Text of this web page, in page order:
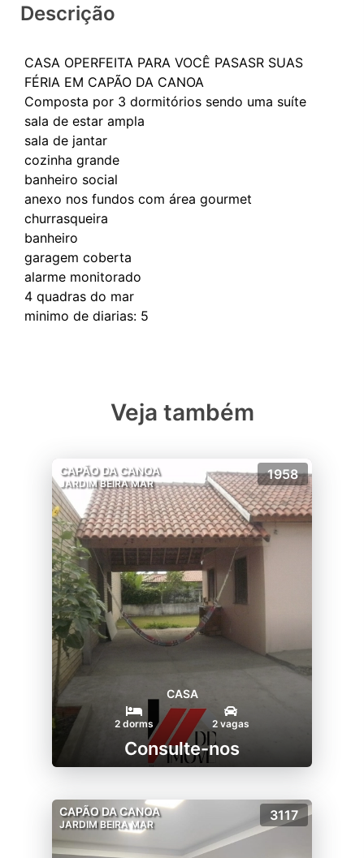
Descrição
CASA OPERFEITA PARA VOCÊ PASASR SUAS
FÉRIA EM CAPÃO DA CANOA
Composta por 3 dormitórios sendo uma suíte
sala de estar ampla
sala de jantar
cozinha grande
banheiro social
anexo nos fundos com área gourmet
churrasqueira
banheiro
garagem coberta
alarme monitorado
4 quadras do mar
Veja também
CAPÃO DA CANOA
JARDIM BEIRA MAR
1958
CASA
2 dorms 2 vagas
Consulte-nos
CAPÃO DA CANOA
JARDIM BEIRA MAR
3117